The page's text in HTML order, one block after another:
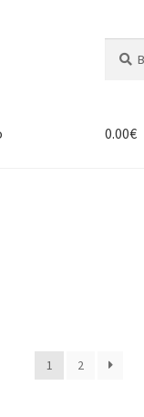
por:
0.00€
1 2